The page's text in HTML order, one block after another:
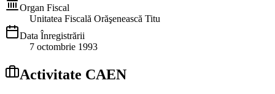
Organ Fiscal
Unitatea Fiscală Orăşenească Titu
Data Înregistrării
7 octombrie 1993
Activitate CAEN